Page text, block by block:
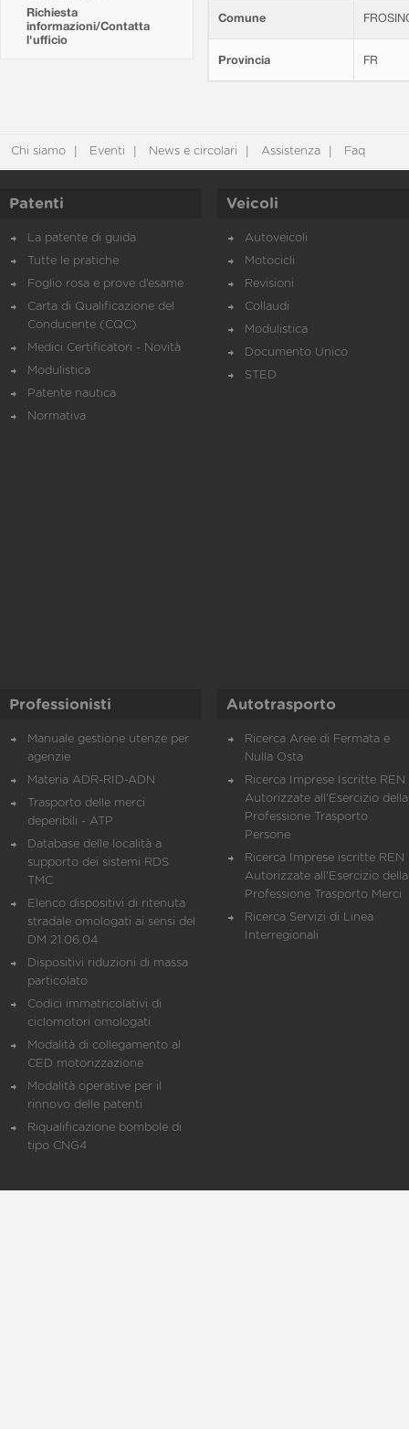
Richiesta
informazioni/Contatta
l'ufficio
Comune
Provincia FR
Chi siamo Eventi News e circolari Assistenza Faq
Patenti
La patente di guida
Tutte le pratiche
Foglio rosa e prove d’esame
Carta di Qualificazione del
Conducente (CQC)
Medici Certificatori - Novità
Modulistica
Patente nautica
Normativa
Veicoli
Autoveicoli
Motocicli
Revisioni
Collaudi
Modulistica
Documento Unico
STED
Professionisti
Manuale gestione utenze per
agenzie
Materia ADR-RID-ADN
Trasporto delle merci
deperibili - ATP
Database delle località a
supporto dei sistemi RDS
TMC
Elenco dispositivi di ritenuta
stradale omologati ai sensi del
DM 21.06.04
Dispositivi riduzioni di massa
particolato
Codici immatricolativi di
ciclomotori omologati
Modalità di collegamento al
CED motorizzazione
Modalità operative per il
rinnovo delle patenti
Riqualificazione bombole di
tipo CNG4
Autotrasporto
Ricerca Aree di Fermata e
Nulla Osta
Ricerca Imprese Iscritte REN
Autorizzate all'Esercizio della
Professione Trasporto
Persone
Ricerca Imprese iscritte REN
Autorizzate all'Esercizio della
Professione Trasporto Merci
Ricerca Servizi di Linea
Interregionali